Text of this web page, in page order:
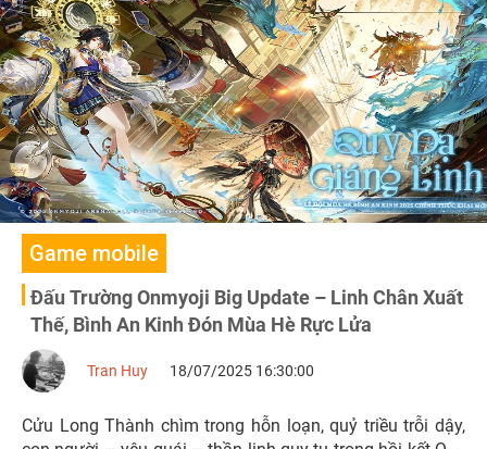
Game mobile
Đấu Trường Onmyoji Big Update – Linh Chân Xuất
Thế, Bình An Kinh Đón Mùa Hè Rực Lửa
Tran Huy 18/07/2025 16:30:00
Cửu Long Thành chìm trong hỗn loạn, quỷ triều trỗi dậy,